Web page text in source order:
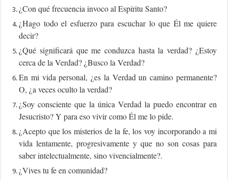
¿Con qué frecuencia invoco al Espíritu Santo?
¿Hago todo el esfuerzo para escuchar lo que Él me quiere
decir?
¿Qué significará que me conduzca hasta la verdad? ¿Estoy
cerca de la Verdad? ¿Busco la Verdad?
En mi vida personal, ¿es la Verdad un camino permanente?
O, ¿a veces oculto la verdad?
¿Soy consciente que la única Verdad la puedo encontrar en
Jesucristo? Y para eso vivir como Él me lo pide.
¿Acepto que los misterios de la fe, los voy incorporando a mi
vida lentamente, progresivamente y que no son cosas para
saber intelectualmente, sino vivencialmente?.
¿Vives tu fe en comunidad?